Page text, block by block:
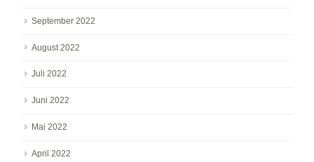
September 2022
August 2022
Juli 2022
Juni 2022
Mai 2022
April 2022